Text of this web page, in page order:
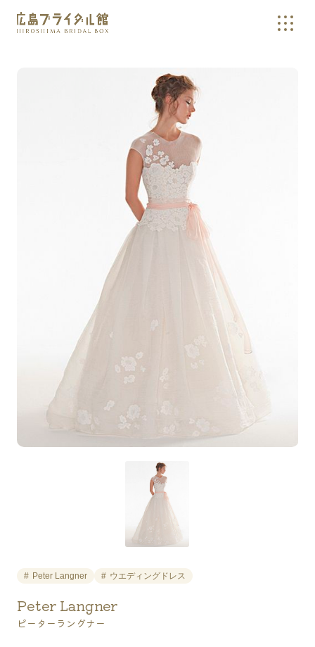
広島の結婚式やウェディングドレスの相談・確認なら、広島ブラ
Peter Langner ウエディングドレス
Peter Langner
ピーターラングナー